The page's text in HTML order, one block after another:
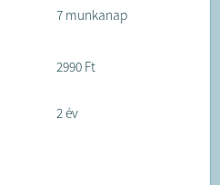
7 munkanap
2990 Ft
2 év